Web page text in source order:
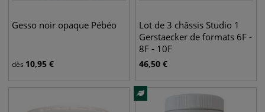
Gesso noir opaque Pébéo
dès 10,95 €
Lot de 3 châssis Studio 1
Gerstaecker de formats 6F -
8F - 10F
46,50 €